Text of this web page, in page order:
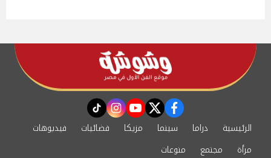
facebook
twitter
youtube
instagram
tiktok
الرئيسية دراما سينما مزيكا فضائيات
فيديوهات
مرأة
مجتمع منوعات